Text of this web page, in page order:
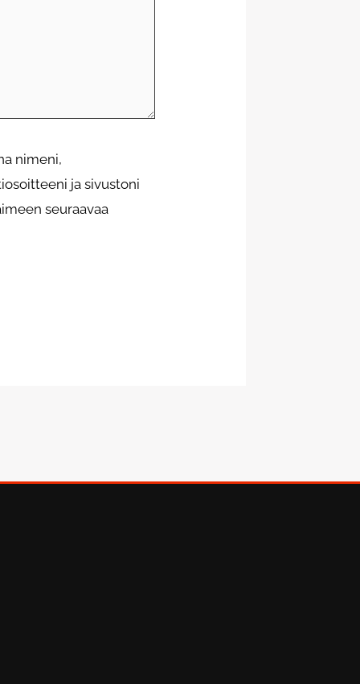
nimeni,
ja sivustoni
seuraavaa